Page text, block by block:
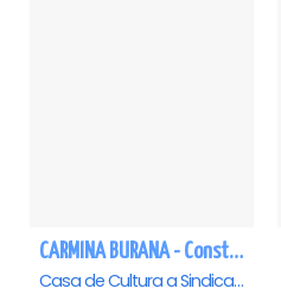
CARMINA BURANA - Constanta
Casa de Cultura a Sindicatelor - Sala Mare, Constanta